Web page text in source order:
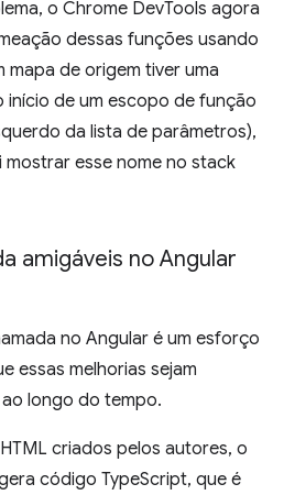
o Chrome DevTools agora
dessas funções usando
mapa de origem tiver uma
início de um escopo de função
da lista de parâmetros),
esse nome no stack
amigáveis no Angular
no Angular é um esforço
essas melhorias sejam
longo do tempo.
criados pelos autores, o
código TypeScript, que é